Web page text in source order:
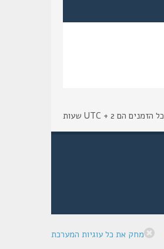
כל הזמנים הם UTC + 2 שעות
מחק את כל עוגיות המערכת